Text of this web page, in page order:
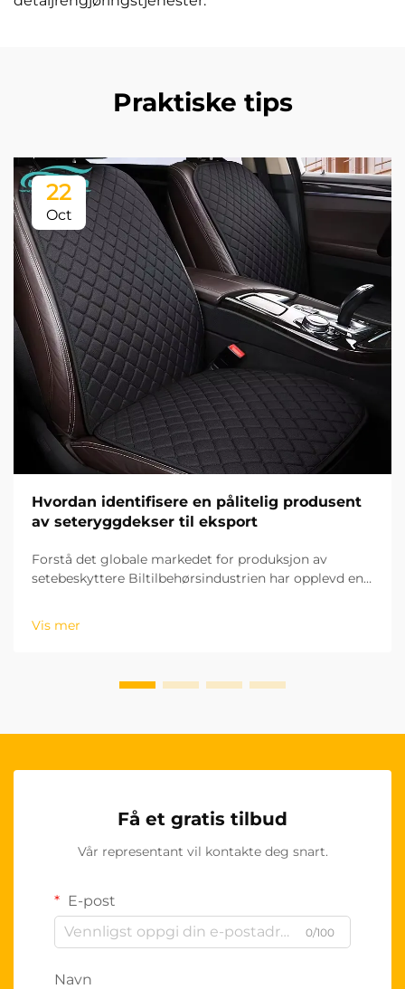
Praktiske tips
22
Oct
Hvordan identifisere en pålitelig produsent
av seteryggdekser til eksport
Forstå det globale markedet for produksjon av
setebeskyttere Biltilbehørsindustrien har opplevd en
blitt et viktig segment. For bedrifter som ønsker å
komme inn på det internasjonale...
Vis mer
Få et gratis tilbud
Vår representant vil kontakte deg snart.
E-post
0/100
Navn